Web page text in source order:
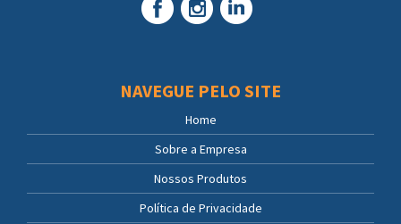
NAVEGUE PELO SITE
Home
Sobre a Empresa
Nossos Produtos
Política de Privacidade